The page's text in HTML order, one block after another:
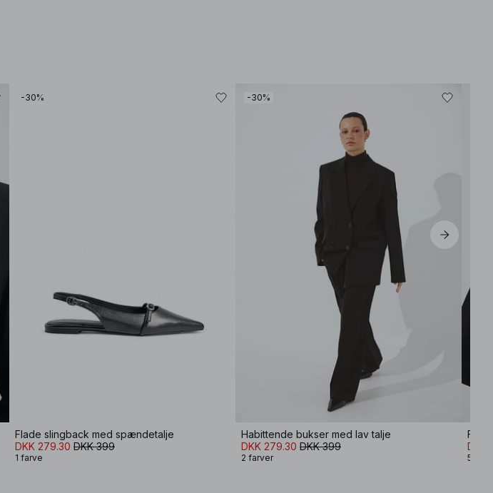
-30%
Flade slingback med spændetalje
DKK 279.30 DKK 399
1 farve
-30%
Habittende bukser med lav talje
DKK 279.30 DKK 399
2 farver
DKK
5